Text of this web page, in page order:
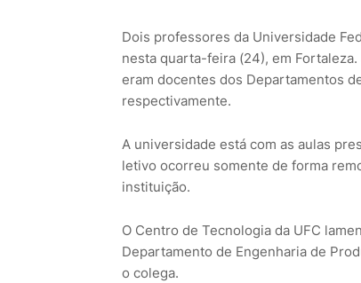
Dois professores da Universidade
nesta quarta-feira (24), em
eram docentes dos Departamentos
respectivamente.
A universidade está com as aulas
letivo ocorreu somente de forma
instituição.
O Centro de Tecnologia da UFC
Departamento de Engenharia de
o colega.